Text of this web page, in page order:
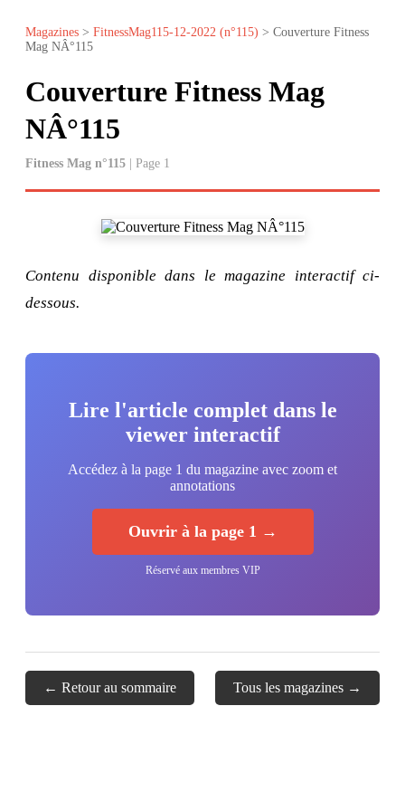
Magazines > FitnessMag115-12-2022 (n°115) > Couverture Fitness
Mag NÂ°115
Couverture Fitness Mag
NÂ°115
Fitness Mag n°115 | Page 1
Contenu disponible dans le magazine interactif ci-
dessous.
Lire l'article complet dans le
viewer interactif
Accédez à la page 1 du magazine avec zoom et
annotations
Ouvrir à la page 1 →
Réservé aux membres VIP
← Retour au sommaire Tous les magazines →